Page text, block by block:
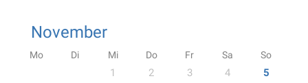
November
Mo Di Mi Do Fr Sa So
1 2 3 4
5